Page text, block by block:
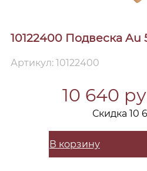
10122400 Подвеска Au
Артикул: 10122400
10 640
Скидка 10
В корзину